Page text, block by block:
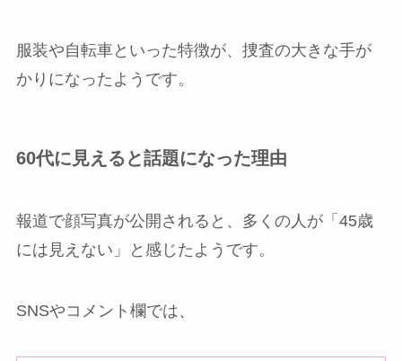
服装や自転車といった特徴が、捜査の大きな手が
かりになったようです。
60代に見えると話題になった理由
報道で顔写真が公開されると、多くの人が「45歳
には見えない」と感じたようです。
SNSやコメント欄では、